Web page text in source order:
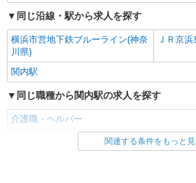
同じ沿線・駅から求人を探す
横浜市営地下鉄ブルーライン(神奈
川県)
ＪＲ京
関内駅
同じ職種から関内駅の求人を探す
介護職・ヘルパー
同じ雇用形態から関内駅の求人を探す
関連する条件をもっと